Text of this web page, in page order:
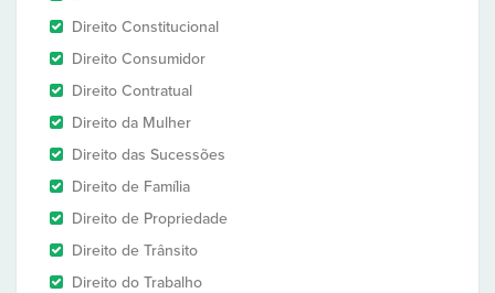
Direito Constitucional
Direito Consumidor
Direito Contratual
Direito da Mulher
Direito das Sucessões
Direito de Família
Direito de Propriedade
Direito de Trânsito
Direito do Trabalho